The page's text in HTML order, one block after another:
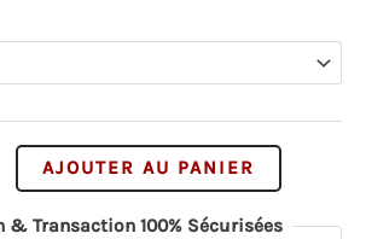
AJOUTER AU PANIER
& Transaction 100% Sécurisées